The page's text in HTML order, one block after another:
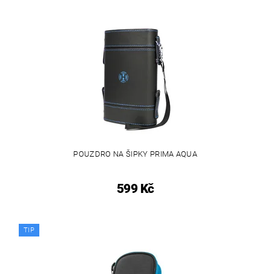
POUZDRO NA ŠIPKY PRIMA AQUA
599 Kč
TIP